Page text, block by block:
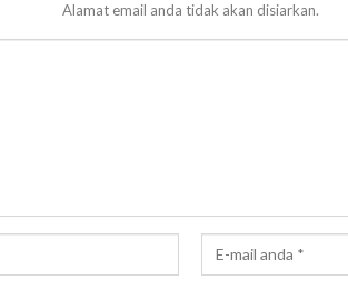
Alamat email anda tidak akan disiarkan.